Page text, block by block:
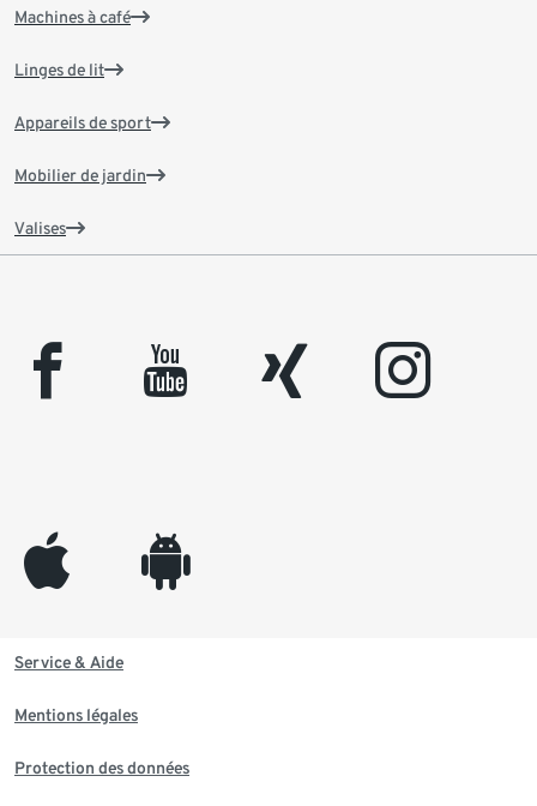
Machines à café
Linges de lit
Appareils de sport
Mobilier de jardin
Valises
facebook youtube xing instagram
appleinc android
Service & Aide
Mentions légales
Protection des données